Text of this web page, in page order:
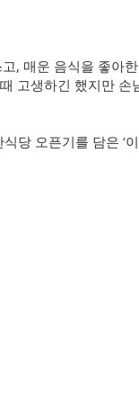
, 매운 음식을 좋아
고생하긴 했지만 손
당 오픈기를 담은 ‘